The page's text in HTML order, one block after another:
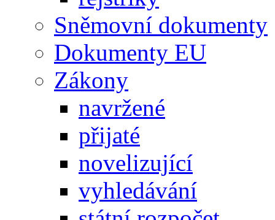
Sněmovní dokumenty
Dokumenty EU
Zákony
navržené
přijaté
novelizující
vyhledávání